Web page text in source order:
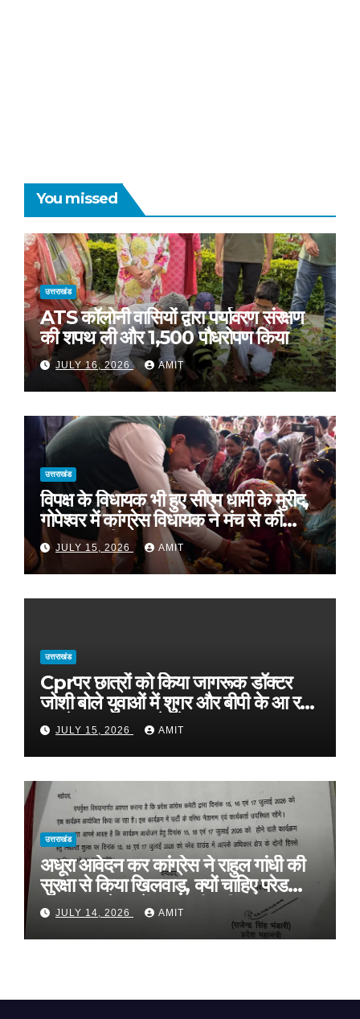
You missed
उत्तराखंड
ATS कॉलोनी वासियों द्वारा पर्यावरण संरक्षण
की शपथ ली और 1,500 पौधरोपण किया
JULY 16, 2026 AMIT
उत्तराखंड
विपक्ष के विधायक भी हुए सीएम धामी के मुरीद,
गोपेश्वर में कांग्रेस विधायक ने मंच से की
खुलकर तारीफ*
JULY 15, 2026 AMIT
उत्तराखंड
Cprपर छात्रों को किया जागरूक डॉक्टर
जोशी बोले युवाओं में शुगर और बीपी के आ रहे
मामले, फास्ट फूड से रहे दूर
JULY 15, 2026 AMIT
उत्तराखंड
अधूरा आवेदन कर कांग्रेस ने राहुल गांधी की
सुरक्षा से किया खिलवाड़, क्यों चाहिए परेड
ग्राउंड, आवेदन में बताया ही नहीं
JULY 14, 2026 AMIT